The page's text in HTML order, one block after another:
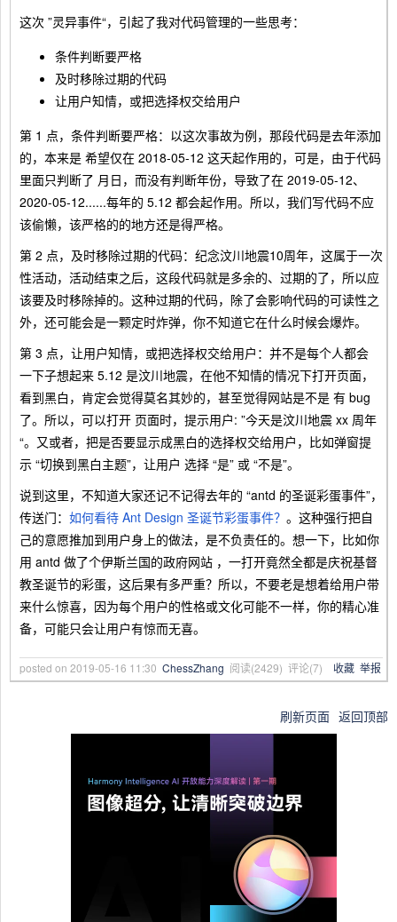
这次 ”灵异事件“，引起了我对代码管理的一些思考：
条件判断要严格
及时移除过期的代码
让用户知情，或把选择权交给用户
第 1 点，条件判断要严格：以这次事故为例，那段代码是去年添加
的，本来是 希望仅在 2018-05-12 这天起作用的，可是，由于代码
里面只判断了 月日，而没有判断年份，导致了在 2019-05-12、
2020-05-12......每年的 5.12 都会起作用。所以，我们写代码不应
该偷懒，该严格的的地方还是得严格。
第 2 点，及时移除过期的代码：纪念汶川地震10周年，这属于一次
性活动，活动结束之后，这段代码就是多余的、过期的了，所以应
该要及时移除掉的。这种过期的代码，除了会影响代码的可读性之
外，还可能会是一颗定时炸弹，你不知道它在什么时候会爆炸。
第 3 点，让用户知情，或把选择权交给用户：并不是每个人都会
一下子想起来 5.12 是汶川地震，在他不知情的情况下打开页面，
看到黑白，肯定会觉得莫名其妙的，甚至觉得网站是不是 有 bug
了。所以，可以打开 页面时，提示用户: ”今天是汶川地震 xx 周年
“。又或者，把是否要显示成黑白的选择权交给用户，比如弹窗提
示 “切换到黑白主题”，让用户 选择 “是” 或 “不是”。
说到这里，不知道大家还记不记得去年的 “antd 的圣诞彩蛋事件”，
传送门： 如何看待 Ant Design 圣诞节彩蛋事件？ 。这种强行把自
己的意愿推加到用户身上的做法，是不负责任的。想一下，比如你
用 antd 做了个伊斯兰国的政府网站 ，一打开竟然全都是庆祝基督
教圣诞节的彩蛋，这后果有多严重？所以，不要老是想着给用户带
来什么惊喜，因为每个用户的性格或文化可能不一样，你的精心准
备，可能只会让用户有惊而无喜。
posted on 2019-05-16 11:30 ChessZhang 阅读(2429) 评论(7) 收藏 举报
刷新页面 返回顶部